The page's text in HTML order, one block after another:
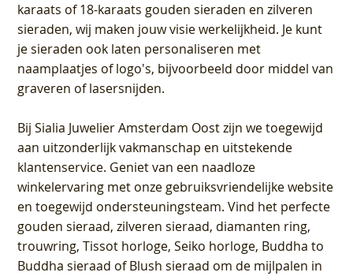
karaats of 18-karaats gouden sieraden en zilveren
sieraden, wij maken jouw visie werkelijkheid. Je kunt
je sieraden ook laten personaliseren met
naamplaatjes of logo's, bijvoorbeeld door middel van
graveren of lasersnijden.
BijSialia Juwelier Amsterdam Oostzijn we toegewijd
aan uitzonderlijk vakmanschap en uitstekende
klantenservice. Geniet van een naadloze
winkelervaring met onze gebruiksvriendelijke website
en toegewijd ondersteuningsteam. Vind het perfecte
gouden sieraad, zilveren sieraad, diamanten ring,
trouwring, Tissot horloge, Seiko horloge, Buddha to
Buddha sieraad of Blush sieraad om de mijlpalen in